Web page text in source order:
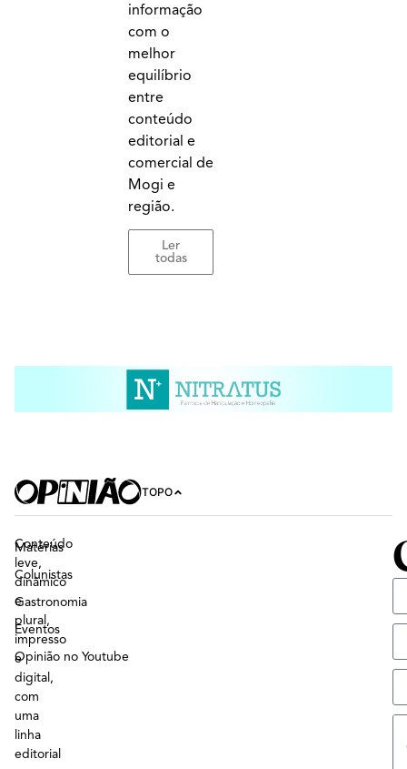
informação
com o
melhor
equilíbrio
entre
conteúdo
editorial e
comercial de
Mogi e
região.
Ler
todas
TOPO
Conteúdo
leve,
dinâmico
e
plural,
impresso
e
digital,
com
uma
linha
editorial
Matérias
Colunistas
Gastronomia
Eventos
Opinião no Youtube